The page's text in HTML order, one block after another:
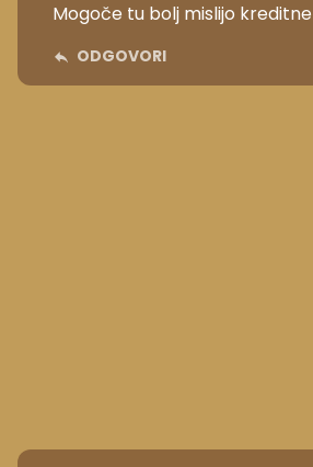
Mogoče tu bolj mislijo
ODGOVORI